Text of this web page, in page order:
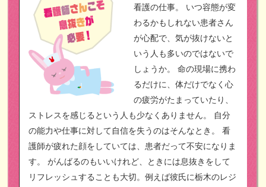
看護の仕事。
いつ容態が変
わるかもしれない患者さん
が心配で、気が抜けないと
いう人も多いのではないで
しょうか。
命の現場に携わ
るだけに、体だけでなく心
の疲労がたまっていたり、
ストレスを感じるという人も少なくありません。
自分
の能力や仕事に対して自信を失うのはそんなとき。
看
護師が疲れた顔をしていては、患者だって不安になりま
す。
がんばるのもいいけれど、ときには息抜きをして
リフレッシュすることも大切。例えば彼氏に栃木のレジ